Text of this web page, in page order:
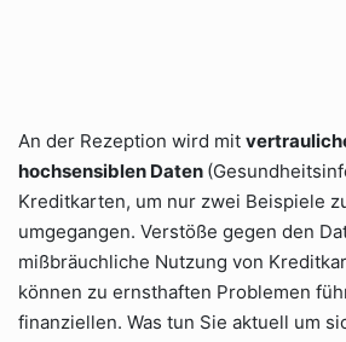
An der Rezeption wird mit
hochsensiblen Daten
Kreditkarten, um nur zwei Beispiele
umgegangen. Verstöße gegen den
mißbräuchliche Nutzung von
können zu ernsthaften Problemen
finanziellen. Was tun Sie aktuell um